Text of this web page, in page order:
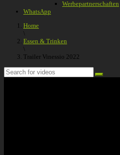
Werbepartnerschaften
WhatsApp
Home
\
Essen & Trinken
\
Trailer Vinessio 2022